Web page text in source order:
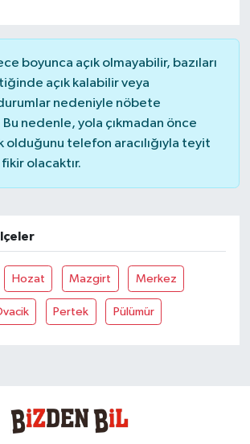
boyunca açık olmayabilir, bazıları
açık kalabilir veya
nedeniyle nöbete
nedenle, yola çıkmadan önce
olduğunu telefon aracılığıyla teyit
olacaktır.
Hozat Mazgirt Merkez
Pertek Pülümür